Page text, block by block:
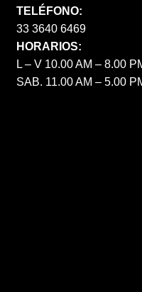
TELÉFONO:
33 3640 6469
HORARIOS:
L – V 10.00 AM – 8.00
SAB. 11.00 AM – 5.00